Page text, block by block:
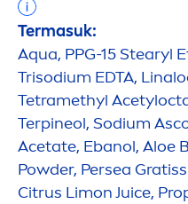
Termasuk:
Aqua, PPG-15 Stearyl
Trisodium EDTA,
Tetramethyl
Terpineol, Sodium
Acetate, Ebanol, Aloe
Powder, Persea
Citrus Limon Juice,